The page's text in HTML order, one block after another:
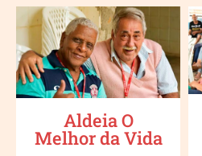
Aldeia O
Melhor da Vida